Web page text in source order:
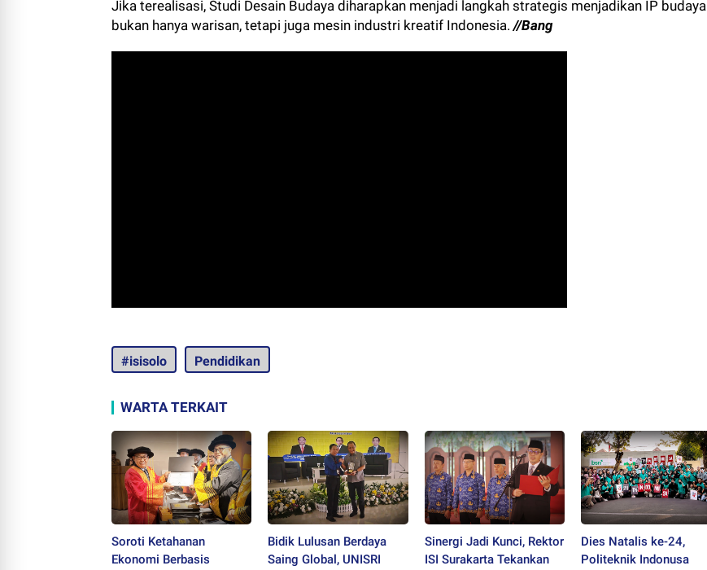
Jika terealisasi, Studi Desain Budaya diharapkan menjadi langkah strategis menjadikan IP budaya
bukan hanya warisan, tetapi juga mesin industri kreatif Indonesia.//Bang
#isisolo Pendidikan
WARTA TERKAIT
Soroti Ketahanan
Ekonomi Berbasis
Bidik Lulusan Berdaya
Saing Global, UNISRI
Sinergi Jadi Kunci, Rektor
ISI Surakarta Tekankan
Dies Natalis ke-24,
Politeknik Indonusa